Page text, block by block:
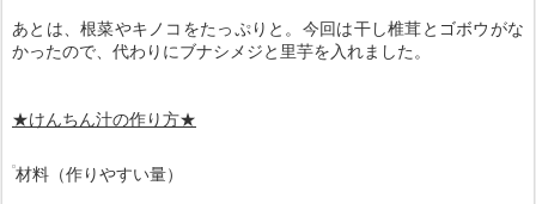
あとは、根菜やキノコをたっぷりと。今回は干し椎茸とゴボウがな
かったので、代わりにブナシメジと里芋を入れました。
★けんちん汁の作り方★
材料（作りやすい量）